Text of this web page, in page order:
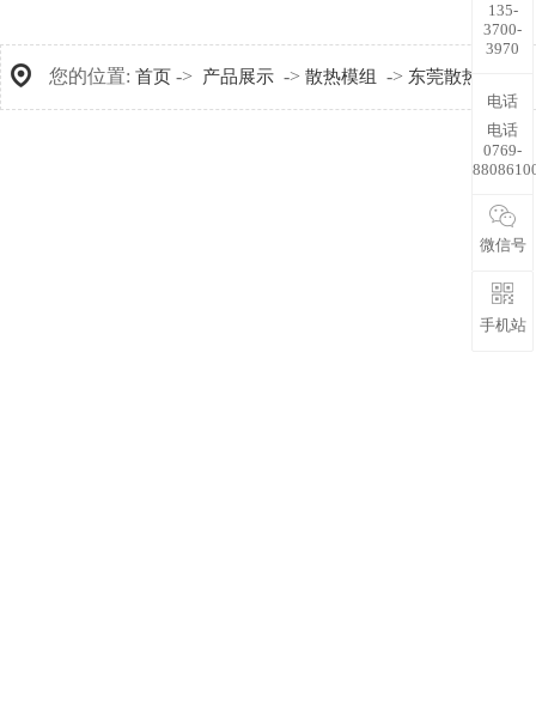
您的位置: 首页 -> 产品展示 -> 散热模组 -> 东莞散热模组
135-
3700-
3970
电话
电话
0769-
微信号
手机站